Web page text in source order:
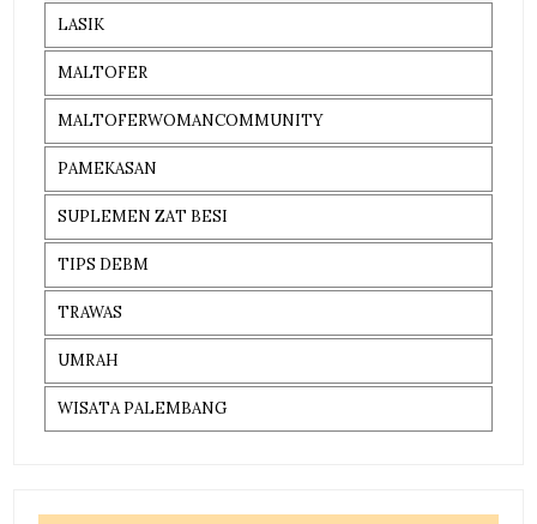
LASIK
MALTOFER
MALTOFERWOMANCOMMUNITY
PAMEKASAN
SUPLEMEN ZAT BESI
TIPS DEBM
TRAWAS
UMRAH
WISATA PALEMBANG